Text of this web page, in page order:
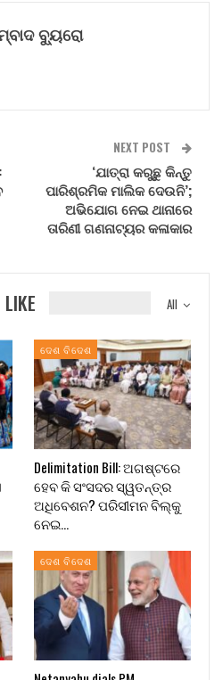
ବ୍ୟୁରୋ
NEXT POST
‘ଯାତ୍ରା କରୁଛୁ କିନ୍ତୁ
ପାରିଶ୍ରମିକ ମାଲିକ ଦେଉନି’;
ଅଭିଯୋଗ ନେଇ ଥାନାରେ
ତାରିଣୀ ଗଣନାଟ୍ୟର କଳାକାର
All
ଦେଶ ବିଦେଶ
Delimitation Bill: ଅଗଷ୍ଟରେ
ହେବ କି ସଂସଦର ସ୍ୱତନ୍ତ୍ର
ଅଧିବେଶନ? ପରିସୀମନ ବିଲ୍‌କୁ
ନେଇ…
ଦେଶ ବିଦେଶ